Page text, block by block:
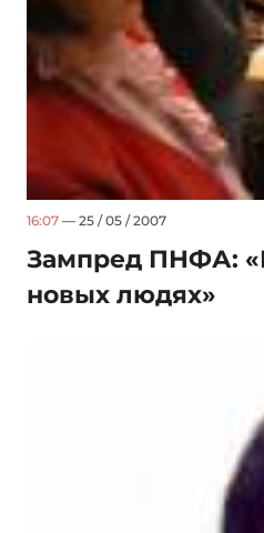
16:07 — 25 / 05 / 2007
Зампред ПНФА:
новых людях»